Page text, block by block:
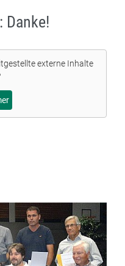
Danke!
externe Inhalte